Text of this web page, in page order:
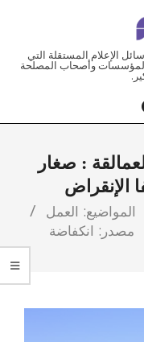
الإعلام المستقلة التي
وأصحاب المصلحة
: صغار
الإنقراض
المواضيع: العمل
مصدر: انكفاضة